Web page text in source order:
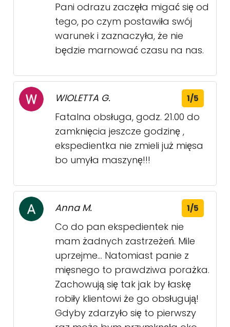
Pani odrazu zaczęła migać się od
tego, po czym postawiła swój
warunek i zaznaczyła, że nie
będzie marnować czasu na nas.
WIOLETTA G. 1/5
Fatalna obsługa, godz. 21.00 do
zamknięcia jeszcze godzinę ,
ekspedientka nie zmieli już mięsa
bo umyła maszynę!!!
Anna M. 1/5
Co do pan ekspedientek nie
mam żadnych zastrzeżeń. Mile
uprzejme... Natomiast panie z
mięsnego to prawdziwa porażka.
Zachowują się tak jak by łaskę
robiły klientowi że go obsługują!
Gdyby zdarzyło się to pierwszy